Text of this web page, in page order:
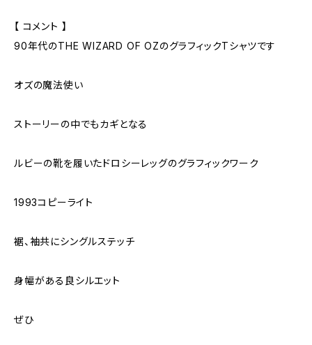
【 コメント 】
90年代のTHE WIZARD OF OZのグラフィックTシャツです
オズの魔法使い
ストーリーの中でもカギとなる
ルビーの靴を履いたドロシーレッグのグラフィックワーク
1993コピーライト
裾、袖共にシングルステッチ
身幅がある良シルエット
ぜひ